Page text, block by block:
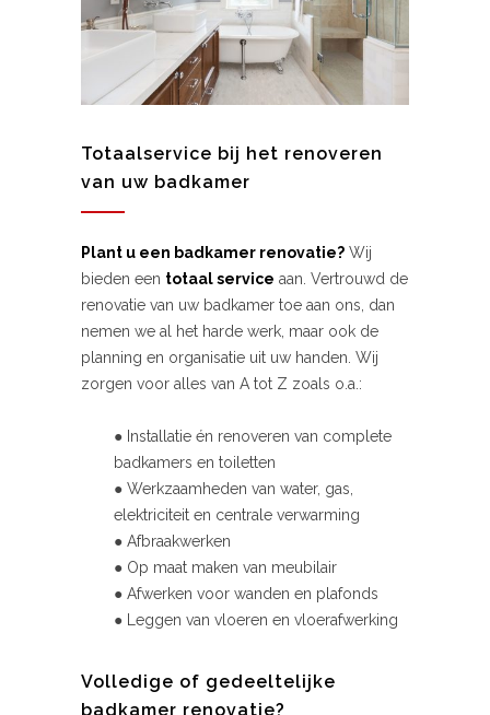
Totaalservice bij het renoveren
van uw badkamer
Plant u een badkamer renovatie? Wij
bieden een totaal service aan. Vertrouwd de
renovatie van uw badkamer toe aan ons, dan
nemen we al het harde werk, maar ook de
planning en organisatie uit uw handen. Wij
zorgen voor alles van A tot Z zoals o.a.:
● Installatie én renoveren van complete
badkamers en toiletten
● Werkzaamheden van water, gas,
elektriciteit en centrale verwarming
● Afbraakwerken
● Op maat maken van meubilair
● Afwerken voor wanden en plafonds
● Leggen van vloeren en vloerafwerking
Volledige of gedeeltelijke
badkamer renovatie?